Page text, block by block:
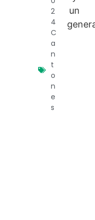
2
4
C
a
n
t
o
n
e
s